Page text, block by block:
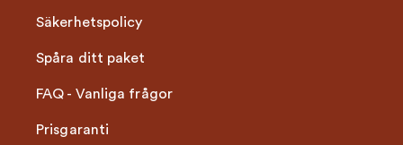
Säkerhetspolicy
Spåra ditt paket
FAQ - Vanliga frågor
Prisgaranti